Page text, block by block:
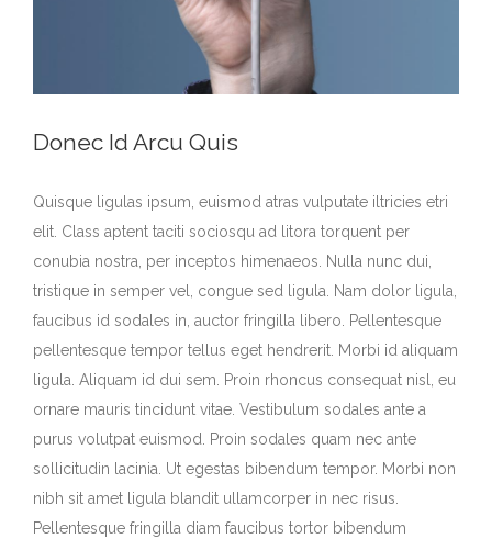
Donec Id Arcu Quis
Quisque ligulas ipsum, euismod atras vulputate iltricies etri
elit. Class aptent taciti sociosqu ad litora torquent per
conubia nostra, per inceptos himenaeos. Nulla nunc dui,
tristique in semper vel, congue sed ligula. Nam dolor ligula,
faucibus id sodales in, auctor fringilla libero. Pellentesque
pellentesque tempor tellus eget hendrerit. Morbi id aliquam
ligula. Aliquam id dui sem. Proin rhoncus consequat nisl, eu
ornare mauris tincidunt vitae. Vestibulum sodales ante a
purus volutpat euismod. Proin sodales quam nec ante
sollicitudin lacinia. Ut egestas bibendum tempor. Morbi non
nibh sit amet ligula blandit ullamcorper in nec risus.
Pellentesque fringilla diam faucibus tortor bibendum